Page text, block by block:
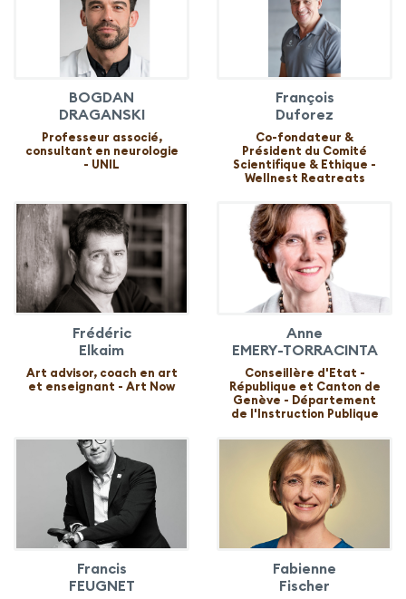
BOGDAN
DRAGANSKI
Professeur associé,
consultant en neurologie
- UNIL
François
Duforez
Co-fondateur &
Président du Comité
Scientifique & Ethique -
Wellnest Reatreats
Frédéric
Elkaim
Art advisor, coach en art
et enseignant - Art Now
Anne
EMERY-TORRACINTA
Conseillère d'Etat -
République et Canton de
Genève - Département
de l'Instruction Publique
Francis
FEUGNET
Fabienne
Fischer